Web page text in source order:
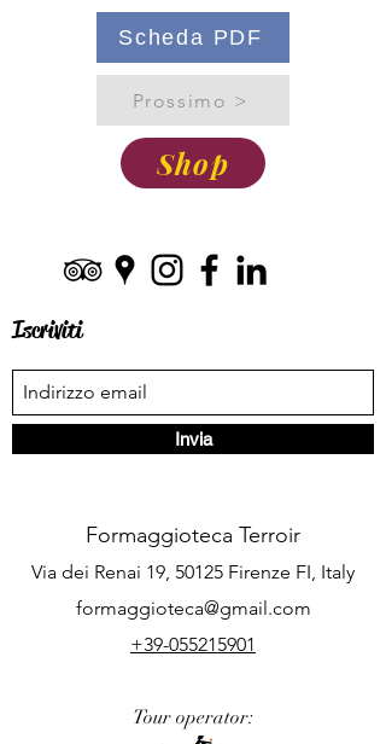
Scheda PDF
Prossimo >
Shop
Iscriviti
Invia
Formaggioteca Terroir
Via dei Renai 19, 50125 Firenze FI, Italy
formaggioteca@gmail.com
+39-055215901
Tour operator: